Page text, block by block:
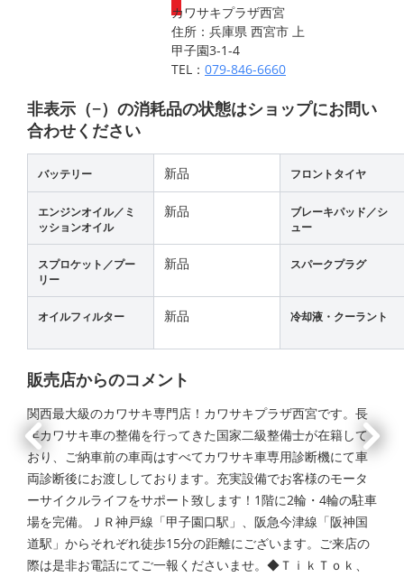
カワサキプラザ西宮
住所：兵庫県 西宮市 上
甲子園3-1-4
TEL： 079-846-6660
非表示（−）の消耗品の状態はショップにお問い
合わせください
バッテリー 新品 フロントタイヤ
エンジンオイル／ミ
ッションオイル
新品
ブレーキパッド／シ
ュー
スプロケット／プー
リー
新品 スパークプラグ
オイルフィルター 新品 冷却液・クーラント
販売店からのコメント
関西最大級のカワサキ専門店！カワサキプラザ西宮です。長
年カワサキ車の整備を行ってきた国家二級整備士が在籍して
おり、ご納車前の車両はすべてカワサキ車専用診断機にて車
両診断後にお渡ししております。充実設備でお客様のモータ
ーサイクルライフをサポート致します！1階に2輪・4輪の駐車
場を完備。ＪＲ神戸線「甲子園口駅」、阪急今津線「阪神国
道駅」からそれぞれ徒歩15分の距離にございます。ご来店の
際は是非お電話にてご一報くださいませ。◆ＴｉｋＴｏｋ、